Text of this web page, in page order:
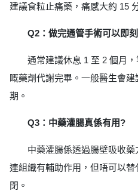
建議食粒止痛藥，痛感大約 15
Q2：做完通管手術可以即
通常建議休息 1 至 2 個月
嘅藥劑代謝完畢。一般醫生會
期。
Q3：中藥灌腸真係有用?
中藥灌腸係透過腸壁吸收
連組織有輔助作用，但唔可以
閉。